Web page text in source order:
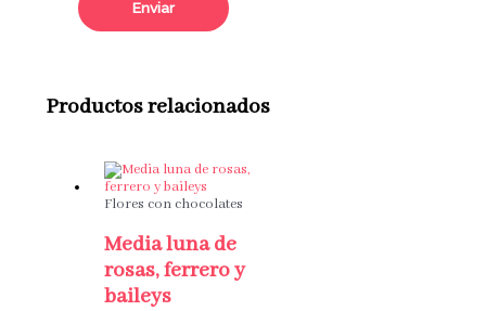
Productos relacionados
Flores con chocolates
Media luna de
rosas, ferrero y
baileys